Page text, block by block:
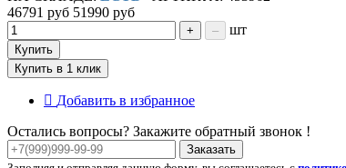
46791 руб 51990 руб
+ – шт
Купить
Купить в 1 клик
Добавить в избранное
Остались вопросы? Закажите обратный звонок !
Заказать